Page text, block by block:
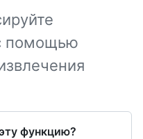
помощью
функцию?